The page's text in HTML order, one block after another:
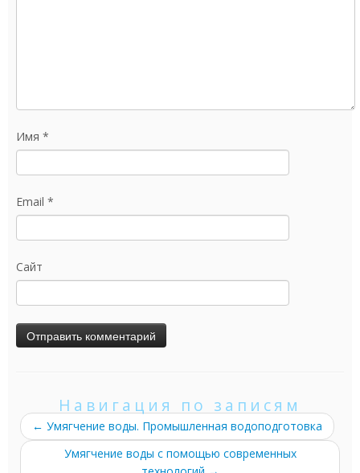
Имя *
Email *
Сайт
Навигация по записям
← Умягчение воды. Промышленная водоподготовка
Умягчение воды с помощью современных